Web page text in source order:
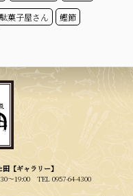
駄菓子屋さん 鰹節
【ギャラリー】
〜19:00 TEL 0957-64-4300